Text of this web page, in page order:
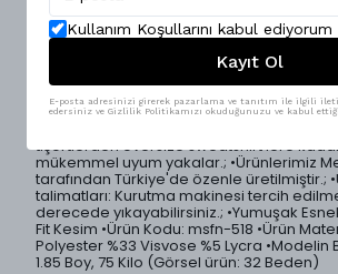
Ürün Açıklaması
Konforu ön planda tutan regular kesim
sade ve modern tasarımıyla günlük
parçalarından biri.; Yumuşak dokulu ve
sayesinde rahat hareket etmenizi sağlar.;
tişörtlerden oversize sweatshirt’lere
mükemmel uyum yakalar.; •Ürünlerimiz
tarafından Türkiye'de özenle üretilmiştir.;
talimatları: Kurutma makinesi tercih
derecede yıkayabilirsiniz.; •Yumuşak
Fit Kesim •Ürün Kodu: msfn-518 •Ürün
Polyester %33 Visvose %5 Lycra •Modelin
1.85 Boy, 75 Kilo (Görsel ürün: 32 Beden)
Kullanım Koşullarını kabul ediyorum
Kayıt Ol
E-posta adresinizi girerek pazarlama ve tanıtım ile ilgili
edersiniz ve Gizlilik Politikamızı okuduğunuzu ve kabul